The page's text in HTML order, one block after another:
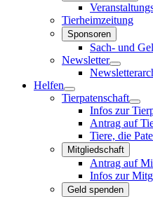
Tierheimzeitung
Sponsoren
Sach- und
Newsletter
Helfen
Tierpatenschaft
Infos zur
Antrag auf
Tiere, die
Mitgliedschaft
Antrag auf
Infos zur
Geld spenden